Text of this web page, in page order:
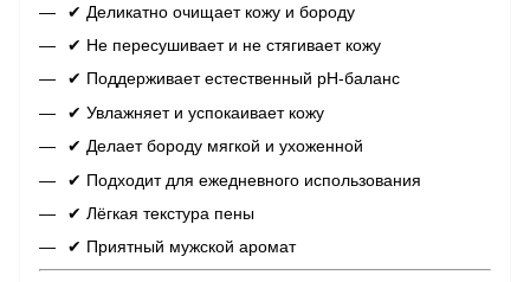
✔ Деликатно очищает кожу и бороду
✔ Не пересушивает и не стягивает кожу
✔ Поддерживает естественный pH-баланс
✔ Увлажняет и успокаивает кожу
✔ Делает бороду мягкой и ухоженной
✔ Подходит для ежедневного использования
✔ Лёгкая текстура пены
✔ Приятный мужской аромат